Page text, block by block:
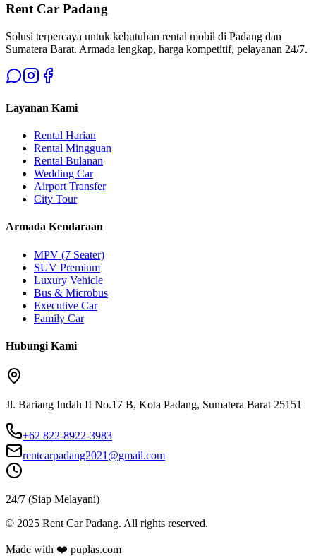
Rent Car Padang
Solusi terpercaya untuk kebutuhan rental mobil di Padang dan
Sumatera Barat. Armada lengkap, harga kompetitif, pelayanan 24/7.
Layanan Kami
Rental Harian
Rental Mingguan
Rental Bulanan
Wedding Car
Airport Transfer
City Tour
Armada Kendaraan
MPV (7 Seater)
SUV Premium
Luxury Vehicle
Bus & Microbus
Executive Car
Family Car
Hubungi Kami
Jl. Bariang Indah II No.17 B, Kota Padang, Sumatera Barat 25151
+62 822-8922-3983
rentcarpadang2021@gmail.com
24/7 (Siap Melayani)
© 2025 Rent Car Padang. All rights reserved.
Made with ❤️ puplas.com